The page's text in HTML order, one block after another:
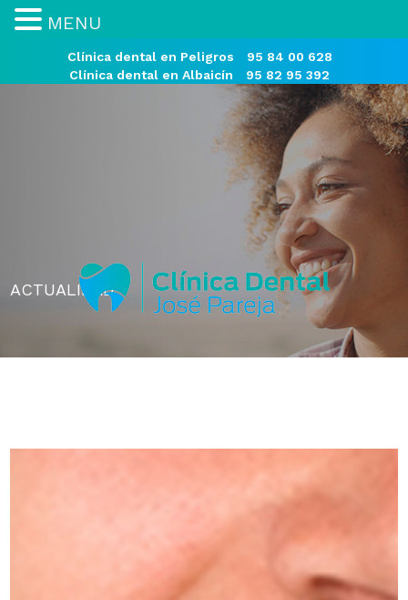
Clínica dental en Peligros
95 84 00 628
Clínica dental en Albaicín
95 82 95 392
ACTUALIDAD
MENU